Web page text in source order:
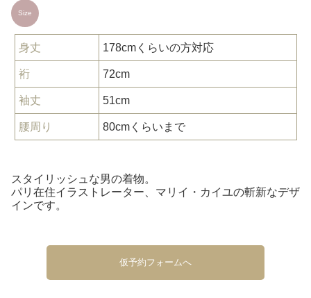
Size
身丈 178cmくらいの方対応
裄 72cm
袖丈 51cm
腰周り 80cmくらいまで
スタイリッシュな男の着物。
パリ在住イラストレーター、マリイ・カイユの斬新なデザ
インです。
仮予約フォームへ